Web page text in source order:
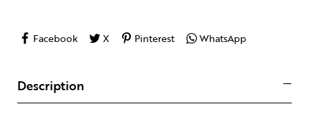
Facebook X Pinterest WhatsApp
Description